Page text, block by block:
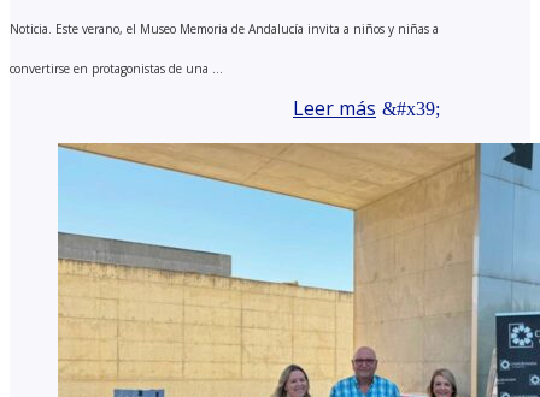
Noticia. Este verano, el Museo Memoria de Andalucía invita a niños y niñas a
convertirse en protagonistas de una ...
Leer más